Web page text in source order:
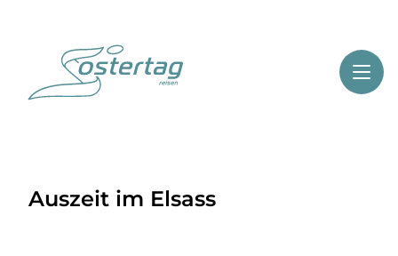
Highlights
Auszeit im Elsass